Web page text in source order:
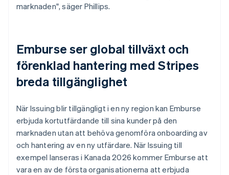
marknaden", säger Phillips.
Emburse ser global tillväxt och
förenklad hantering med Stripes
breda tillgänglighet
När Issuing blir tillgängligt i en ny region kan Emburse
erbjuda kortutfärdande till sina kunder på den
marknaden utan att behöva genomföra onboarding av
och hantering av en ny utfärdare. När Issuing till
exempel lanseras i Kanada 2026 kommer Emburse att
vara en av de första organisationerna att erbjuda